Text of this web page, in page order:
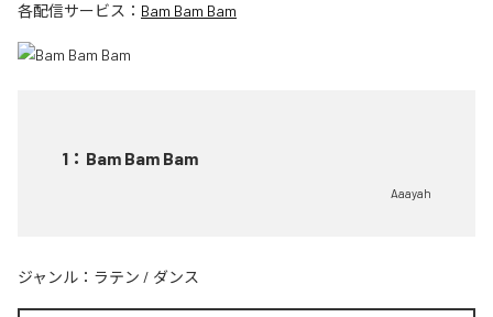
各配信サービス： Bam Bam Bam
1 ： Bam Bam Bam
Aaayah
ジャンル： ラテン / ダンス